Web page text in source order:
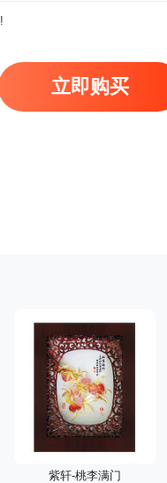
立即购买
紫轩-桃李满门